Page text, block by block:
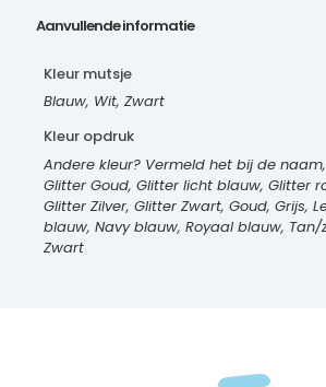
Aanvullende informatie
Kleur mutsje
Blauw, Wit, Zwart
Kleur opdruk
Andere kleur? Vermeld het bij de
Glitter Goud, Glitter licht blauw, Glitter
Glitter Zilver, Glitter Zwart, Goud, Grijs,
blauw, Navy blauw, Royaal blauw, Tan/
Zwart